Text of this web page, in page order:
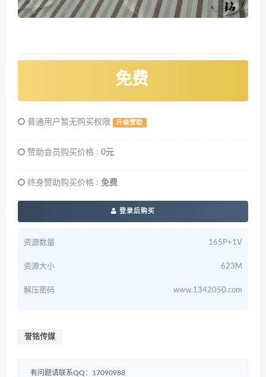
免费
普通用户暂无购买权限 升级赞助
赞助会员购买价格 : 0元
终身赞助购买价格 : 免费
登录后购买
资源数量 165P+1V
资源大小 623M
解压密码 www.1342050.com
誉铭传媒
有问题请联系QQ：17090988